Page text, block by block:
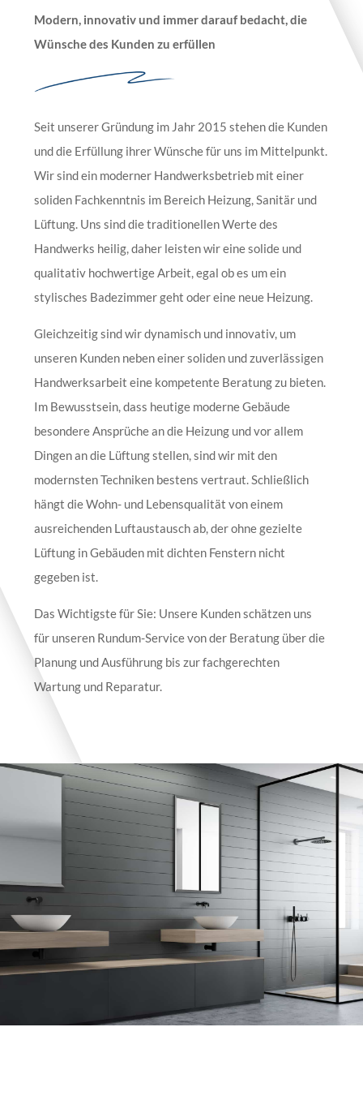
Modern, innovativ und immer darauf bedacht, die
Wünsche des Kunden zu erfüllen
Seit unserer Gründung im Jahr 2015 stehen die Kunden
und die Erfüllung ihrer Wünsche für uns im Mittelpunkt.
Wir sind ein moderner Handwerksbetrieb mit einer
soliden Fachkenntnis im Bereich Heizung, Sanitär und
Lüftung. Uns sind die traditionellen Werte des
Handwerks heilig, daher leisten wir eine solide und
qualitativ hochwertige Arbeit, egal ob es um ein
stylisches Badezimmer geht oder eine neue Heizung.
Gleichzeitig sind wir dynamisch und innovativ, um
unseren Kunden neben einer soliden und zuverlässigen
Handwerksarbeit eine kompetente Beratung zu bieten.
Im Bewusstsein, dass heutige moderne Gebäude
besondere Ansprüche an die Heizung und vor allem
Dingen an die Lüftung stellen, sind wir mit den
modernsten Techniken bestens vertraut. Schließlich
hängt die Wohn- und Lebensqualität von einem
ausreichenden Luftaustausch ab, der ohne gezielte
Lüftung in Gebäuden mit dichten Fenstern nicht
gegeben ist.
Das Wichtigste für Sie: Unsere Kunden schätzen uns
für unseren Rundum-Service von der Beratung über die
Planung und Ausführung bis zur fachgerechten
Wartung und Reparatur.